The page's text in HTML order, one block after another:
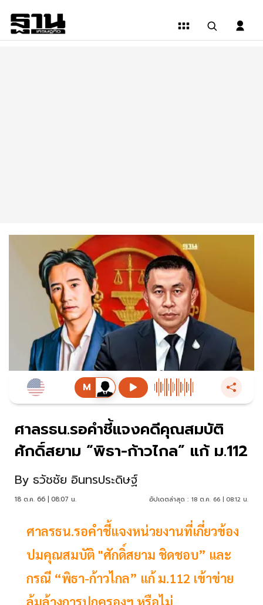
ศาลรธน.รอคำชี้แจงคดีคุณสมบัติ
ศักดิ์สยาม “พิธา-ก้าวไกล” แก้ ม.112
By ธวัชชัย อินทรประดิษฐ์
18 ต.ค. 66 | 08:07 น. อัปเดตล่าสุด : 18 ต.ค. 66 | 08:12 น.
ศาลรธน.รอคำชี้แจงหน่วยงานที่เกี่ยวข้อง
ปมคุณสมบัติ "ศักดิ์สยาม ชิดชอบ” และ
กรณี “พิธา-ก้าวไกล” แก้ ม.112 เข้าข่าย
ล้มล้างการปกครองฯ หรือไม่